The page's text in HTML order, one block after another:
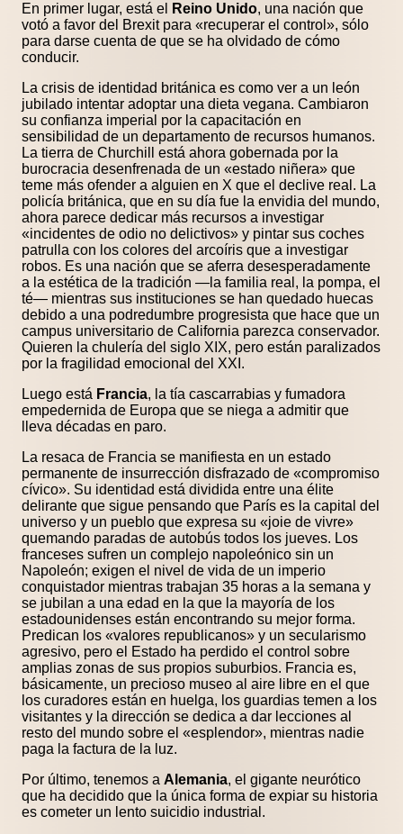
En primer lugar, está el
Reino Unido, una nación que
votó a favor del Brexit para «recuperar el control», sólo
para darse cuenta de que se ha olvidado de cómo
conducir.
La crisis de identidad británica es como ver a un león
jubilado intentar adoptar una dieta vegana. Cambiaron
su confianza imperial por la capacitación en
sensibilidad de un departamento de recursos humanos.
La tierra de Churchill está ahora gobernada por la
burocracia desenfrenada de un «estado niñera» que
teme más ofender a alguien en X que el declive real. La
policía británica, que en su día fue la envidia del mundo,
ahora parece dedicar más recursos a investigar
«incidentes de odio no delictivos» y pintar sus coches
patrulla con los colores del arcoíris que a investigar
robos. Es una nación que se aferra desesperadamente
a la estética de la tradición —la familia real, la pompa, el
té— mientras sus instituciones se han quedado huecas
debido a una podredumbre progresista que hace que un
campus universitario de California parezca conservador.
Quieren la chulería del siglo XIX, pero están paralizados
por la fragilidad emocional del XXI.
Luego está Francia, la tía cascarrabias y fumadora
empedernida de Europa que se niega a admitir que
lleva décadas en paro.
La resaca de Francia se manifiesta en un estado
permanente de insurrección disfrazado de «compromiso
cívico». Su identidad está dividida entre una élite
delirante que sigue pensando que París es la capital del
universo y un pueblo que expresa su «joie de vivre»
quemando paradas de autobús todos los jueves. Los
franceses sufren un complejo napoleónico sin un
Napoleón; exigen el nivel de vida de un imperio
conquistador mientras trabajan 35 horas a la semana y
se jubilan a una edad en la que la mayoría de los
estadounidenses están encontrando su mejor forma.
Predican los «valores republicanos» y un secularismo
agresivo, pero el Estado ha perdido el control sobre
amplias zonas de sus propios suburbios. Francia es,
básicamente, un precioso museo al aire libre en el que
los curadores están en huelga, los guardias temen a los
visitantes y la dirección se dedica a dar lecciones al
resto del mundo sobre el «esplendor», mientras nadie
paga la factura de la luz.
Por último, tenemos a Alemania, el gigante neurótico
que ha decidido que la única forma de expiar su historia
es cometer un lento suicidio industrial.